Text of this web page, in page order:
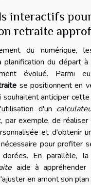
interactifs
retraite
du numérique,
planification du départ
évolué. Parmi
se positionnent en
souhaitent anticiper cette
d'un
par exemple, de réaliser
et d'obtenir
pour profiter
En parallèle, la
aide à appréhender
en amont son plan